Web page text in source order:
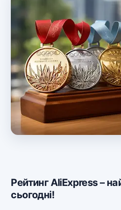
Рейтинг AliExpress –
сьогодні!